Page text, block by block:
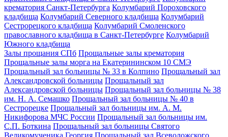
крематория Cанкт-Петербурга Колумбарий Пороховского
кладбища Колумбарий Северного кладбища Колумбарий
Сестрорецкого кладбища Колумбарий Смоленского
православного кладбища в Санкт-Петербурге Колумбарий
Южного кладбища
Залы прощания СПб Прощальные залы крематория
Прощальные залы морга на Екатерининском 10 СМЭ
Прощальный зал больницы № 33 в Колпино Прощальный зал
Александровской больницы Прощальный зал
Александровской больницы Прощальный зал больницы № 38
им. Н. А. Семашко Прощальный зал больницы № 40 в
Сестрорецке Прощальный зал больницы им. А. М.
Никифорова МЧС России Прощальный зал больницы им.
С.П. Боткина Прощальный зал больницы Святого
Великомученика Георгия Прощальный зал Всеволожского